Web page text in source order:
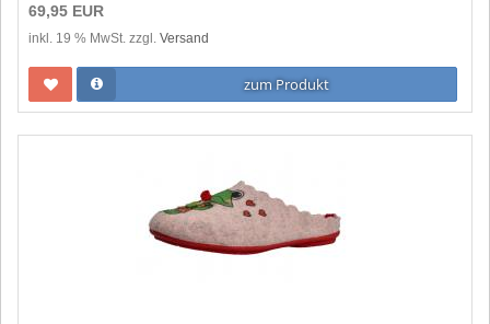
69,95 EUR
inkl. 19 % MwSt. zzgl. Versand
zum Produkt